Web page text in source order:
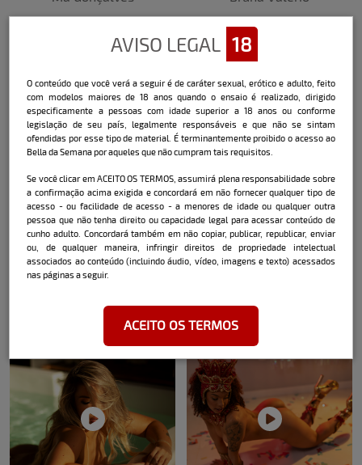
Ana Laura Goulart Gabriela Silva
Luanna Otten
AVISO LEGAL 18
O conteúdo que você verá a seguir é de caráter sexual, erótico e adulto, feito
com modelos maiores de 18 anos quando o ensaio é realizado, dirigido
especificamente a pessoas com idade superior a 18 anos ou conforme
legislação de seu país, legalmente responsáveis e que não se sintam
ofendidas por esse tipo de material. É terminantemente proibido o acesso ao
Bella da Semana por aqueles que não cumpram tais requisitos.
Se você clicar em ACEITO OS TERMOS, assumirá plena responsabilidade sobre
a confirmação acima exigida e concordará em não fornecer qualquer tipo de
acesso - ou facilidade de acesso - a menores de idade ou qualquer outra
pessoa que não tenha direito ou capacidade legal para acessar conteúdo de
cunho adulto. Concordará também em não copiar, publicar, republicar, enviar
ou, de qualquer maneira, infringir direitos de propriedade intelectual
associados ao conteúdo (incluindo áudio, vídeo, imagens e texto) acessados
nas páginas a seguir.
ACEITO OS TERMOS